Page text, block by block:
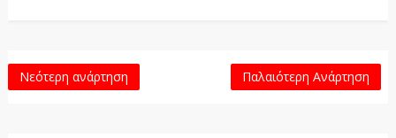
Νεότερη ανάρτηση Παλαιότερη Ανάρτηση